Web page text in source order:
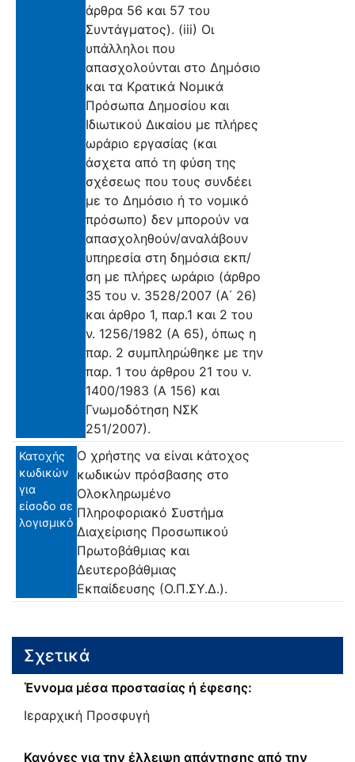
άρθρα 56 και 57 του
Συντάγματος). (iii) Οι
υπάλληλοι που
απασχολούνται στο Δημόσιο
και τα Κρατικά Νομικά
Πρόσωπα Δημοσίου και
Ιδιωτικού Δικαίου με πλήρες
ωράριο εργασίας (και
άσχετα από τη φύση της
σχέσεως που τους συνδέει
με το Δημόσιο ή το νομικό
πρόσωπο) δεν μπορούν να
απασχοληθούν/αναλάβουν
υπηρεσία στη δημόσια εκπ/
ση με πλήρες ωράριο (άρθρο
35 του ν. 3528/2007 (Α΄ 26)
και άρθρο 1, παρ.1 και 2 του
ν. 1256/1982 (Α 65), όπως η
παρ. 2 συμπληρώθηκε με την
παρ. 1 του άρθρου 21 του ν.
1400/1983 (Α 156) και
Γνωμοδότηση ΝΣΚ
251/2007).
Κατοχής
κωδικών
για
είσοδο σε
λογισμικό
Ο χρήστης να είναι κάτοχος
κωδικών πρόσβασης στο
Ολοκληρωμένο
Πληροφοριακό Συστήμα
Διαχείρισης Προσωπικού
Πρωτοβάθμιας και
Δευτεροβάθμιας
Εκπαίδευσης (Ο.Π.ΣΥ.Δ.).
Σχετικά
Έννομα μέσα προστασίας ή έφεσης:
Ιεραρχική Προσφυγή
Κανόνες για την έλλειψη απάντησης από την